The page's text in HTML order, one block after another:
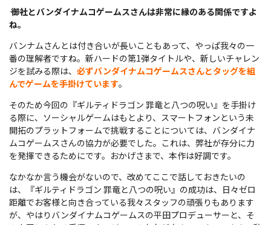
――御社とバンダイナムコゲームスさんは非常に縁のある関係ですよ
ね。
バンナムさんとは付き合いが長いこともあって、やっぱ我々の一
番の理解者ですね。新ハードの第1弾タイトルや、新しいチャレン
ジを試みる際は、 必ずバンダイナムコゲームスさんとタッグを組
んでゲームを手掛けています。
そのため今回の『ギルティドラゴン 罪竜と八つの呪い』を手掛け
る際に、ソーシャルゲームはもとより、スマートフォンという未
開拓のプラットフォームで挑戦することについては、バンダイナ
ムコゲームスさんの協力が必要でした。これは、弊社が存分に力
を発揮できるためにです。おかげさまで、本作は好調です。
なかなか言う機会がないので、改めてここで話しておきたいの
は、『ギルティドラゴン 罪竜と八つの呪い』の成功は、日々ゼロ
距離でお客様と向き合っている我々スタッフの頑張りもあります
が、やはりバンダイナムコゲームスの平田プロデューサーと、そ